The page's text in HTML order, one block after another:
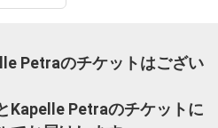
Petraのチケットはござい
Kapelle Petraのチケットに